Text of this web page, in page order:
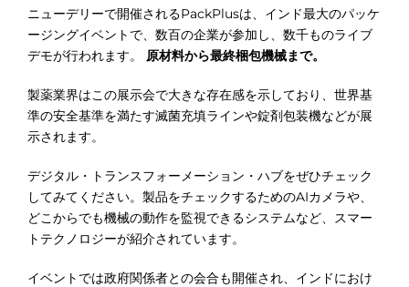
ニューデリーで開催されるPackPlusは、インド最大のパッケ
ージングイベントで、数百の企業が参加し、数千ものライブ
デモが行われます。
原材料から最終梱包機械まで。
製薬業界はこの展示会で大きな存在感を示しており、世界基
準の安全基準を満たす滅菌充填ラインや錠剤包装機などが展
示されます。
デジタル・トランスフォーメーション・ハブをぜひチェック
してみてください。製品をチェックするためのAIカメラや、
どこからでも機械の動作を監視できるシステムなど、スマー
トテクノロジーが紹介されています。
イベントでは政府関係者との会合も開催され、インドにおけ